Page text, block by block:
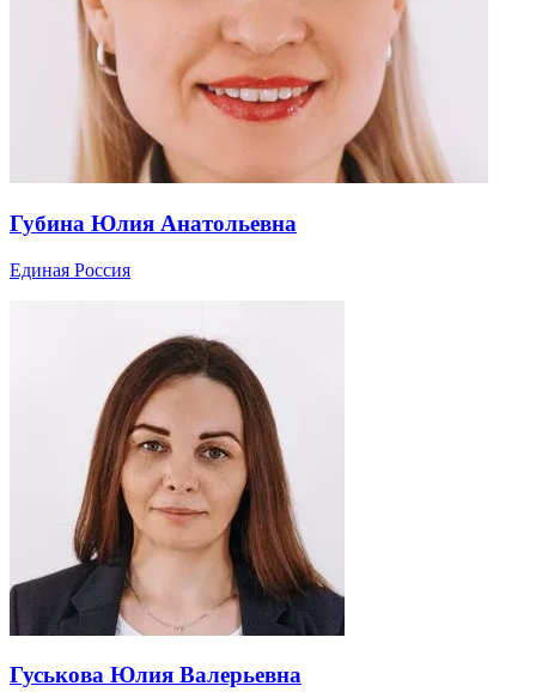
Губина Юлия Анатольевна
Единая Россия
Гуськова Юлия Валерьевна